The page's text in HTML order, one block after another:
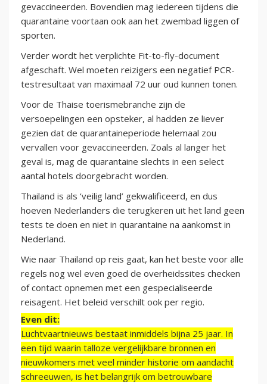
gevaccineerden. Bovendien mag iedereen tijdens die
quarantaine voortaan ook aan het zwembad liggen of
sporten.
Verder wordt het verplichte Fit-to-fly-document
afgeschaft. Wel moeten reizigers een negatief PCR-
testresultaat van maximaal 72 uur oud kunnen tonen.
Voor de Thaise toerismebranche zijn de
versoepelingen een opsteker, al hadden ze liever
gezien dat de quarantaineperiode helemaal zou
vervallen voor gevaccineerden. Zoals al langer het
geval is, mag de quarantaine slechts in een select
aantal hotels doorgebracht worden.
Thailand is als ‘veilig land’ gekwalificeerd, en dus
hoeven Nederlanders die terugkeren uit het land geen
tests te doen en niet in quarantaine na aankomst in
Nederland.
Wie naar Thailand op reis gaat, kan het beste voor alle
regels nog wel even goed de overheidssites checken
of contact opnemen met een gespecialiseerde
reisagent. Het beleid verschilt ook per regio.
Even dit:
Luchtvaartnieuws bestaat inmiddels bijna 25 jaar. In
een tijd waarin talloze vergelijkbare bronnen en
nieuwkomers met veel minder historie om aandacht
schreeuwen, is het belangrijk om betrouwbare